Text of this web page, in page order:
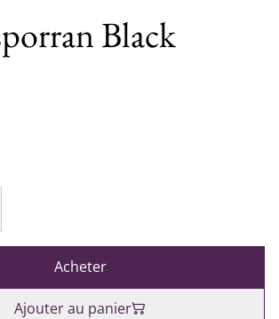
Black
Acheter
Ajouter au panier